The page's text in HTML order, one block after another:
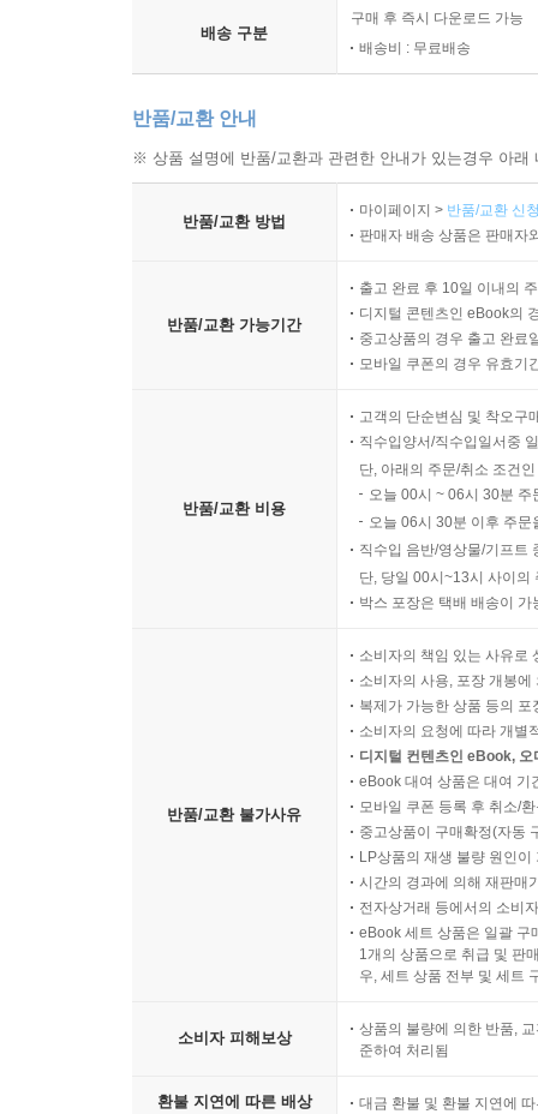
배송 구분
구매 후 즉시 다운로드 가능
배송비 : 무료배송
반품/교환 안내
※ 상품 설명에 반품/교환과 관련한 안내가 있는경우 아
반품/교환 방법
마이페이지 > 반품/교환 신
판매자 배송 상품은 판매자
반품/교환 가능기간
출고 완료 후 10일 이내의
디지털 콘텐츠인 eBook의
중고상품의 경우 출고 완료
모바일 쿠폰의 경우 유효기
반품/교환 비용
고객의 단순변심 및 착오구
직수입양서/직수입일서중
단, 아래의 주문/취소 조건
오늘 00시 ~ 06시 30분
오늘 06시 30분 이후 주
직수입 음반/영상물/기프트
단, 당일 00시~13시 사이의
박스 포장은 택배 배송이
반품/교환 불가사유
소비자의 책임 있는 사유로
소비자의 사용, 포장 개봉
복제가 가능한 상품 등의
소비자의 요청에 따라 개별
디지털 컨텐츠인 eBook,
eBook 대여 상품은 대여 기
모바일 쿠폰 등록 후 취소/
중고상품이 구매확정(자동
LP상품의 재생 불량 원인
시간의 경과에 의해 재판매
전자상거래 등에서의 소비
eBook 세트 상품은 일괄 구
1개의 상품으로 취급 및 판
우, 세트 상품 전부 및 세트
소비자 피해보상
상품의 불량에 의한 반품,
준하여 처리됨
환불 지연에 따른 배상 대금 환불 및 환불 지연에